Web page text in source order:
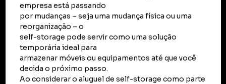
empresa está passando
por mudanças – seja uma mudança física ou uma
reorganização – o
self-storage pode servir como uma solução
temporária ideal para
armazenar móveis ou equipamentos até que você
decida o próximo passo.
Ao considerar o aluguel de self-storage como parte